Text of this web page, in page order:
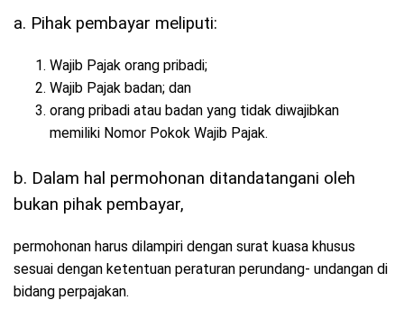
a. Pihak pembayar meliputi:
Wajib Pajak orang pribadi;
Wajib Pajak badan; dan
orang pribadi atau badan yang tidak diwajibkan
memiliki Nomor Pokok Wajib Pajak.
b. Dalam hal permohonan ditandatangani oleh
bukan pihak pembayar,
permohonan harus dilampiri dengan surat kuasa khusus
sesuai dengan ketentuan peraturan perundang- undangan di
bidang perpajakan.